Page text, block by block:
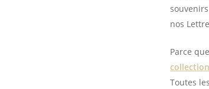
nos
Parce
Toutes